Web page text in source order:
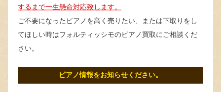
するまで一生懸命対応致します。
ご不要になったピアノを高く売りたい、または下取りをし
てほしい時はフォルティッシモのピアノ買取にご相談くだ
さい。
ピアノ情報をお知らせください。